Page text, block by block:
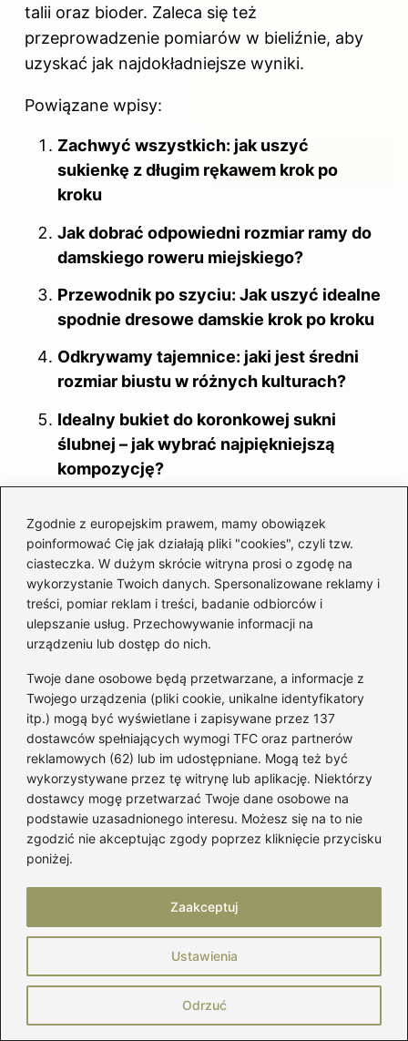
Zgodnie z europejskim prawem, mamy obowiązek
poinformować Cię jak działają pliki "cookies", czyli tzw.
ciasteczka. W dużym skrócie witryna prosi o zgodę na
wykorzystanie Twoich danych. Spersonalizowane reklamy i
treści, pomiar reklam i treści, badanie odbiorców i
ulepszanie usług. Przechowywanie informacji na
urządzeniu lub dostęp do nich.
Twoje dane osobowe będą przetwarzane, a informacje z
Twojego urządzenia (pliki cookie, unikalne identyfikatory
itp.) mogą być wyświetlane i zapisywane przez 137
dostawców spełniających wymogi TFC oraz partnerów
reklamowych (62) lub im udostępniane. Mogą też być
wykorzystywane przez tę witrynę lub aplikację. Niektórzy
dostawcy mogę przetwarzać Twoje dane osobowe na
podstawie uzasadnionego interesu. Możesz się na to nie
zgodzić nie akceptując zgody poprzez kliknięcie przycisku
poniżej.
Ustawienia
Odrzuć
Zaakceptuj
talii oraz bioder. Zaleca się też
przeprowadzenie pomiarów w bieliźnie, aby
uzyskać jak najdokładniejsze wyniki.
Powiązane wpisy:
Zachwyć wszystkich: jak uszyć
sukienkę z długim rękawem krok po
kroku
Jak dobrać odpowiedni rozmiar ramy do
damskiego roweru miejskiego?
Przewodnik po szyciu: Jak uszyć idealne
spodnie dresowe damskie krok po kroku
Odkrywamy tajemnice: jaki jest średni
rozmiar biustu w różnych kulturach?
Idealny bukiet do koronkowej sukni
ślubnej – jak wybrać najpiękniejszą
kompozycję?
poradnik krok po kroku
Jak skutecznie dobrać biustonosz?
Klucz do idealnych rozmiarów stanika
Jak dobrać idealny rozmiar biustonosza
do karmienia dla komfortu i stylu?
Jak przeliczyć rozmiar spodni na UK 14 i
znaleźć idealne dopasowanie?
Jak właściwie dopasować rozmiar
pessara do Twoich potrzeb?
Jak mierzyć i dobierać rozmiar odzieży
Przeliczanie rozmiarów UK na polskie
Przewodnik po rozmiarówkach
Rozmiar UK 10 polski odpowiednik
Tabela rozmiarów w zakupach online